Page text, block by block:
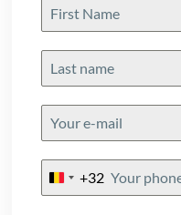
Belgium
+32